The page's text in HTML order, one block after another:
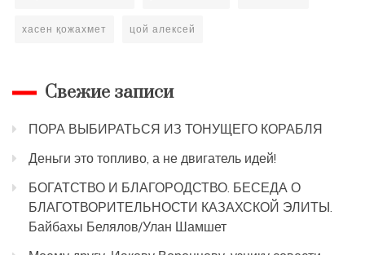
хасен қожахмет цой алексей
Свежие записи
ПОРА ВЫБИРАТЬСЯ ИЗ ТОНУЩЕГО КОРАБЛЯ
Деньги это топливо, а не двигатель идей!
БОГАТСТВО И БЛАГОРОДСТВО. БЕСЕДА О
БЛАГОТВОРИТЕЛЬНОСТИ КАЗАХСКОЙ ЭЛИТЫ.
Байбахы Белялов/Улан Шамшет